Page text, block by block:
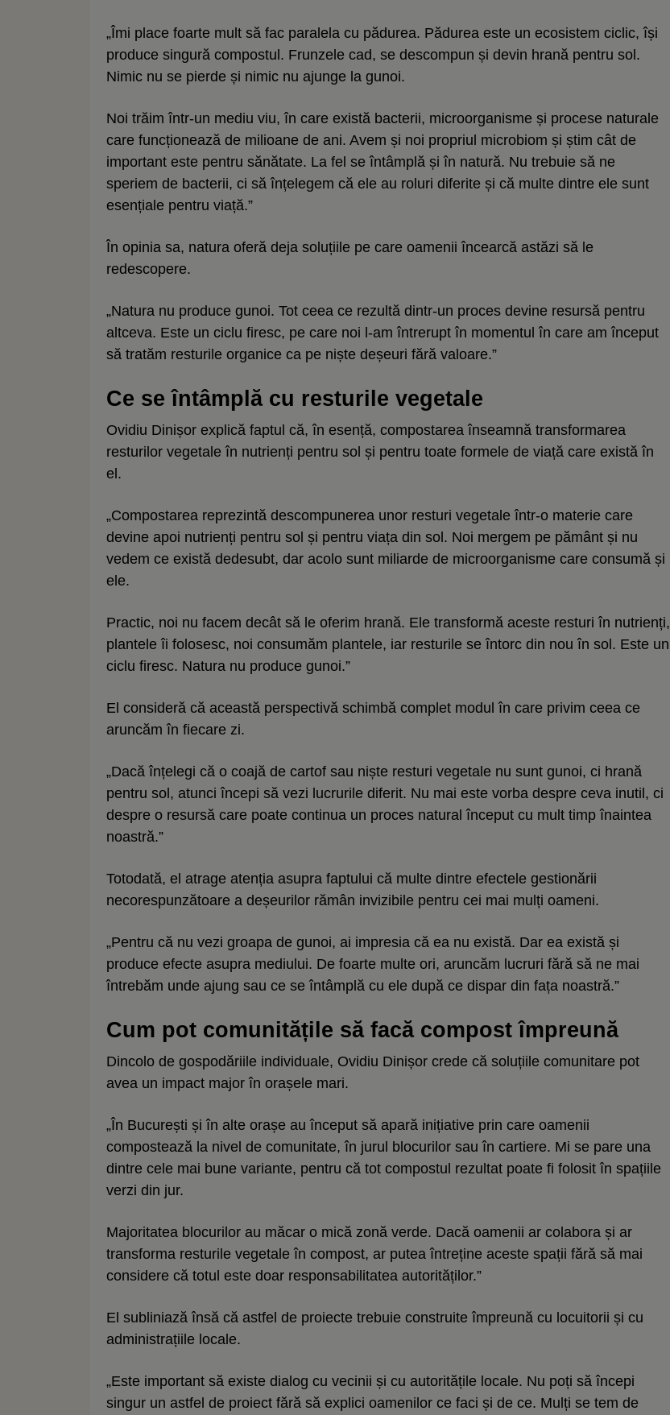
„Îmi place foarte mult să fac paralela cu pădurea. Pădurea este un ecosistem ciclic, își
produce singură compostul. Frunzele cad, se descompun și devin hrană pentru sol.
Nimic nu se pierde și nimic nu ajunge la gunoi.
Noi trăim într-un mediu viu, în care există bacterii, microorganisme și procese naturale
care funcționează de milioane de ani. Avem și noi propriul microbiom și știm cât de
important este pentru sănătate. La fel se întâmplă și în natură. Nu trebuie să ne
speriem de bacterii, ci să înțelegem că ele au roluri diferite și că multe dintre ele sunt
esențiale pentru viață.”
În opinia sa, natura oferă deja soluțiile pe care oamenii încearcă astăzi să le
redescopere.
„Natura nu produce gunoi. Tot ceea ce rezultă dintr-un proces devine resursă pentru
altceva. Este un ciclu firesc, pe care noi l-am întrerupt în momentul în care am început
să tratăm resturile organice ca pe niște deșeuri fără valoare.”
Ce se întâmplă cu resturile vegetale
Ovidiu Dinișor explică faptul că, în esență, compostarea înseamnă transformarea
resturilor vegetale în nutrienți pentru sol și pentru toate formele de viață care există în
el.
„Compostarea reprezintă descompunerea unor resturi vegetale într-o materie care
devine apoi nutrienți pentru sol și pentru viața din sol. Noi mergem pe pământ și nu
vedem ce există dedesubt, dar acolo sunt miliarde de microorganisme care consumă și
ele.
Practic, noi nu facem decât să le oferim hrană. Ele transformă aceste resturi în nutrienți,
plantele îi folosesc, noi consumăm plantele, iar resturile se întorc din nou în sol. Este un
ciclu firesc. Natura nu produce gunoi.”
El consideră că această perspectivă schimbă complet modul în care privim ceea ce
aruncăm în fiecare zi.
„Dacă înțelegi că o coajă de cartof sau niște resturi vegetale nu sunt gunoi, ci hrană
pentru sol, atunci începi să vezi lucrurile diferit. Nu mai este vorba despre ceva inutil, ci
despre o resursă care poate continua un proces natural început cu mult timp înaintea
noastră.”
Totodată, el atrage atenția asupra faptului că multe dintre efectele gestionării
necorespunzătoare a deșeurilor rămân invizibile pentru cei mai mulți oameni.
„Pentru că nu vezi groapa de gunoi, ai impresia că ea nu există. Dar ea există și
produce efecte asupra mediului. De foarte multe ori, aruncăm lucruri fără să ne mai
întrebăm unde ajung sau ce se întâmplă cu ele după ce dispar din fața noastră.”
Cum pot comunitățile să facă compost împreună
Dincolo de gospodăriile individuale, Ovidiu Dinișor crede că soluțiile comunitare pot
avea un impact major în orașele mari.
„În București și în alte orașe au început să apară inițiative prin care oamenii
compostează la nivel de comunitate, în jurul blocurilor sau în cartiere. Mi se pare una
dintre cele mai bune variante, pentru că tot compostul rezultat poate fi folosit în spațiile
verzi din jur.
Majoritatea blocurilor au măcar o mică zonă verde. Dacă oamenii ar colabora și ar
transforma resturile vegetale în compost, ar putea întreține aceste spații fără să mai
considere că totul este doar responsabilitatea autorităților.”
El subliniază însă că astfel de proiecte trebuie construite împreună cu locuitorii și cu
administrațiile locale.
„Este important să existe dialog cu vecinii și cu autoritățile locale. Nu poți să începi
singur un astfel de proiect fără să explici oamenilor ce faci și de ce. Mulți se tem de